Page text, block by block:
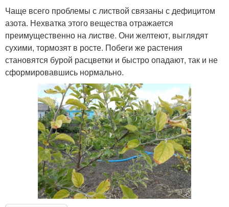
Чаще всего проблемы с листвой связаны с дефицитом
азота. Нехватка этого вещества отражается
преимущественно на листве. Они желтеют, выглядят
сухими, тормозят в росте. Побеги же растения
становятся бурой расцветки и быстро опадают, так и не
сформировавшись нормально.